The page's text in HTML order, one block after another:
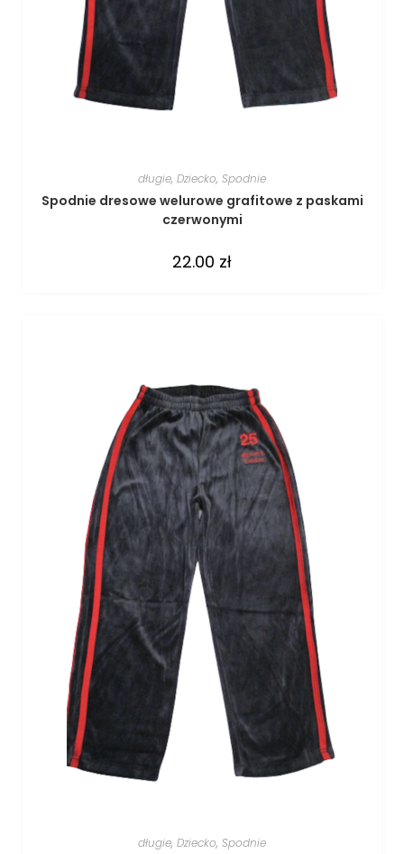
długie, Dziecko, Spodnie
Spodnie dresowe welurowe grafitowe z paskami
czerwonymi
22.00 zł
długie, Dziecko, Spodnie